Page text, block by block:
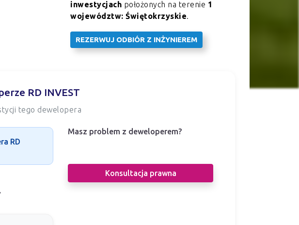
inwestycjach położonych na terenie 1
województw: Świętokrzyskie.
REZERWUJ ODBIÓR Z INŻYNIEREM
RD INVEST
tego dewelopera
RD
Masz problem z deweloperem?
Konsultacja prawna